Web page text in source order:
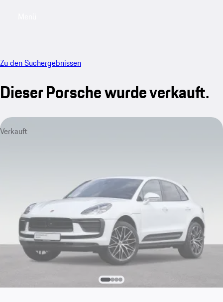
Zu den Suchergebnissen
Dieser Porsche wurde verkauft.
Verkauft